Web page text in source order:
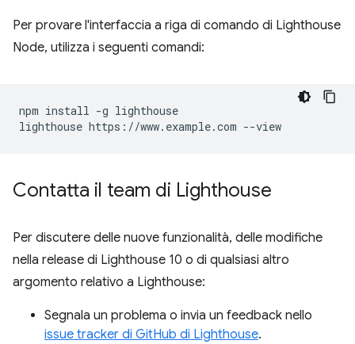
Per provare l'interfaccia a riga di comando di Lighthouse
Node, utilizza i seguenti comandi:
npm install -g lighthouse
Contatta il team di Lighthouse
Per discutere delle nuove funzionalità, delle modifiche
nella release di Lighthouse 10 o di qualsiasi altro
argomento relativo a Lighthouse:
Segnala un problema o invia un feedback nello
issue tracker di GitHub di Lighthouse.